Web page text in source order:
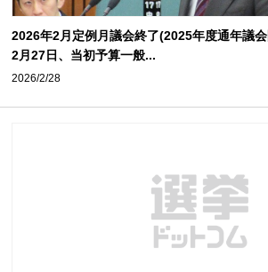
2026年2月定例月議会終了(2025年度通年議
2月27日、当初予算一般...
2026/2/28